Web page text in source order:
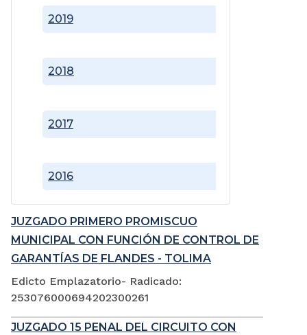
2016
2017
2018
2019
JUZGADO PRIMERO PROMISCUO
MUNICIPAL CON FUNCIÓN DE CONTROL DE
GARANTÍAS DE FLANDES - TOLIMA
Edicto Emplazatorio- Radicado:
253076000694202300261
JUZGADO 15 PENAL DEL CIRCUITO CON